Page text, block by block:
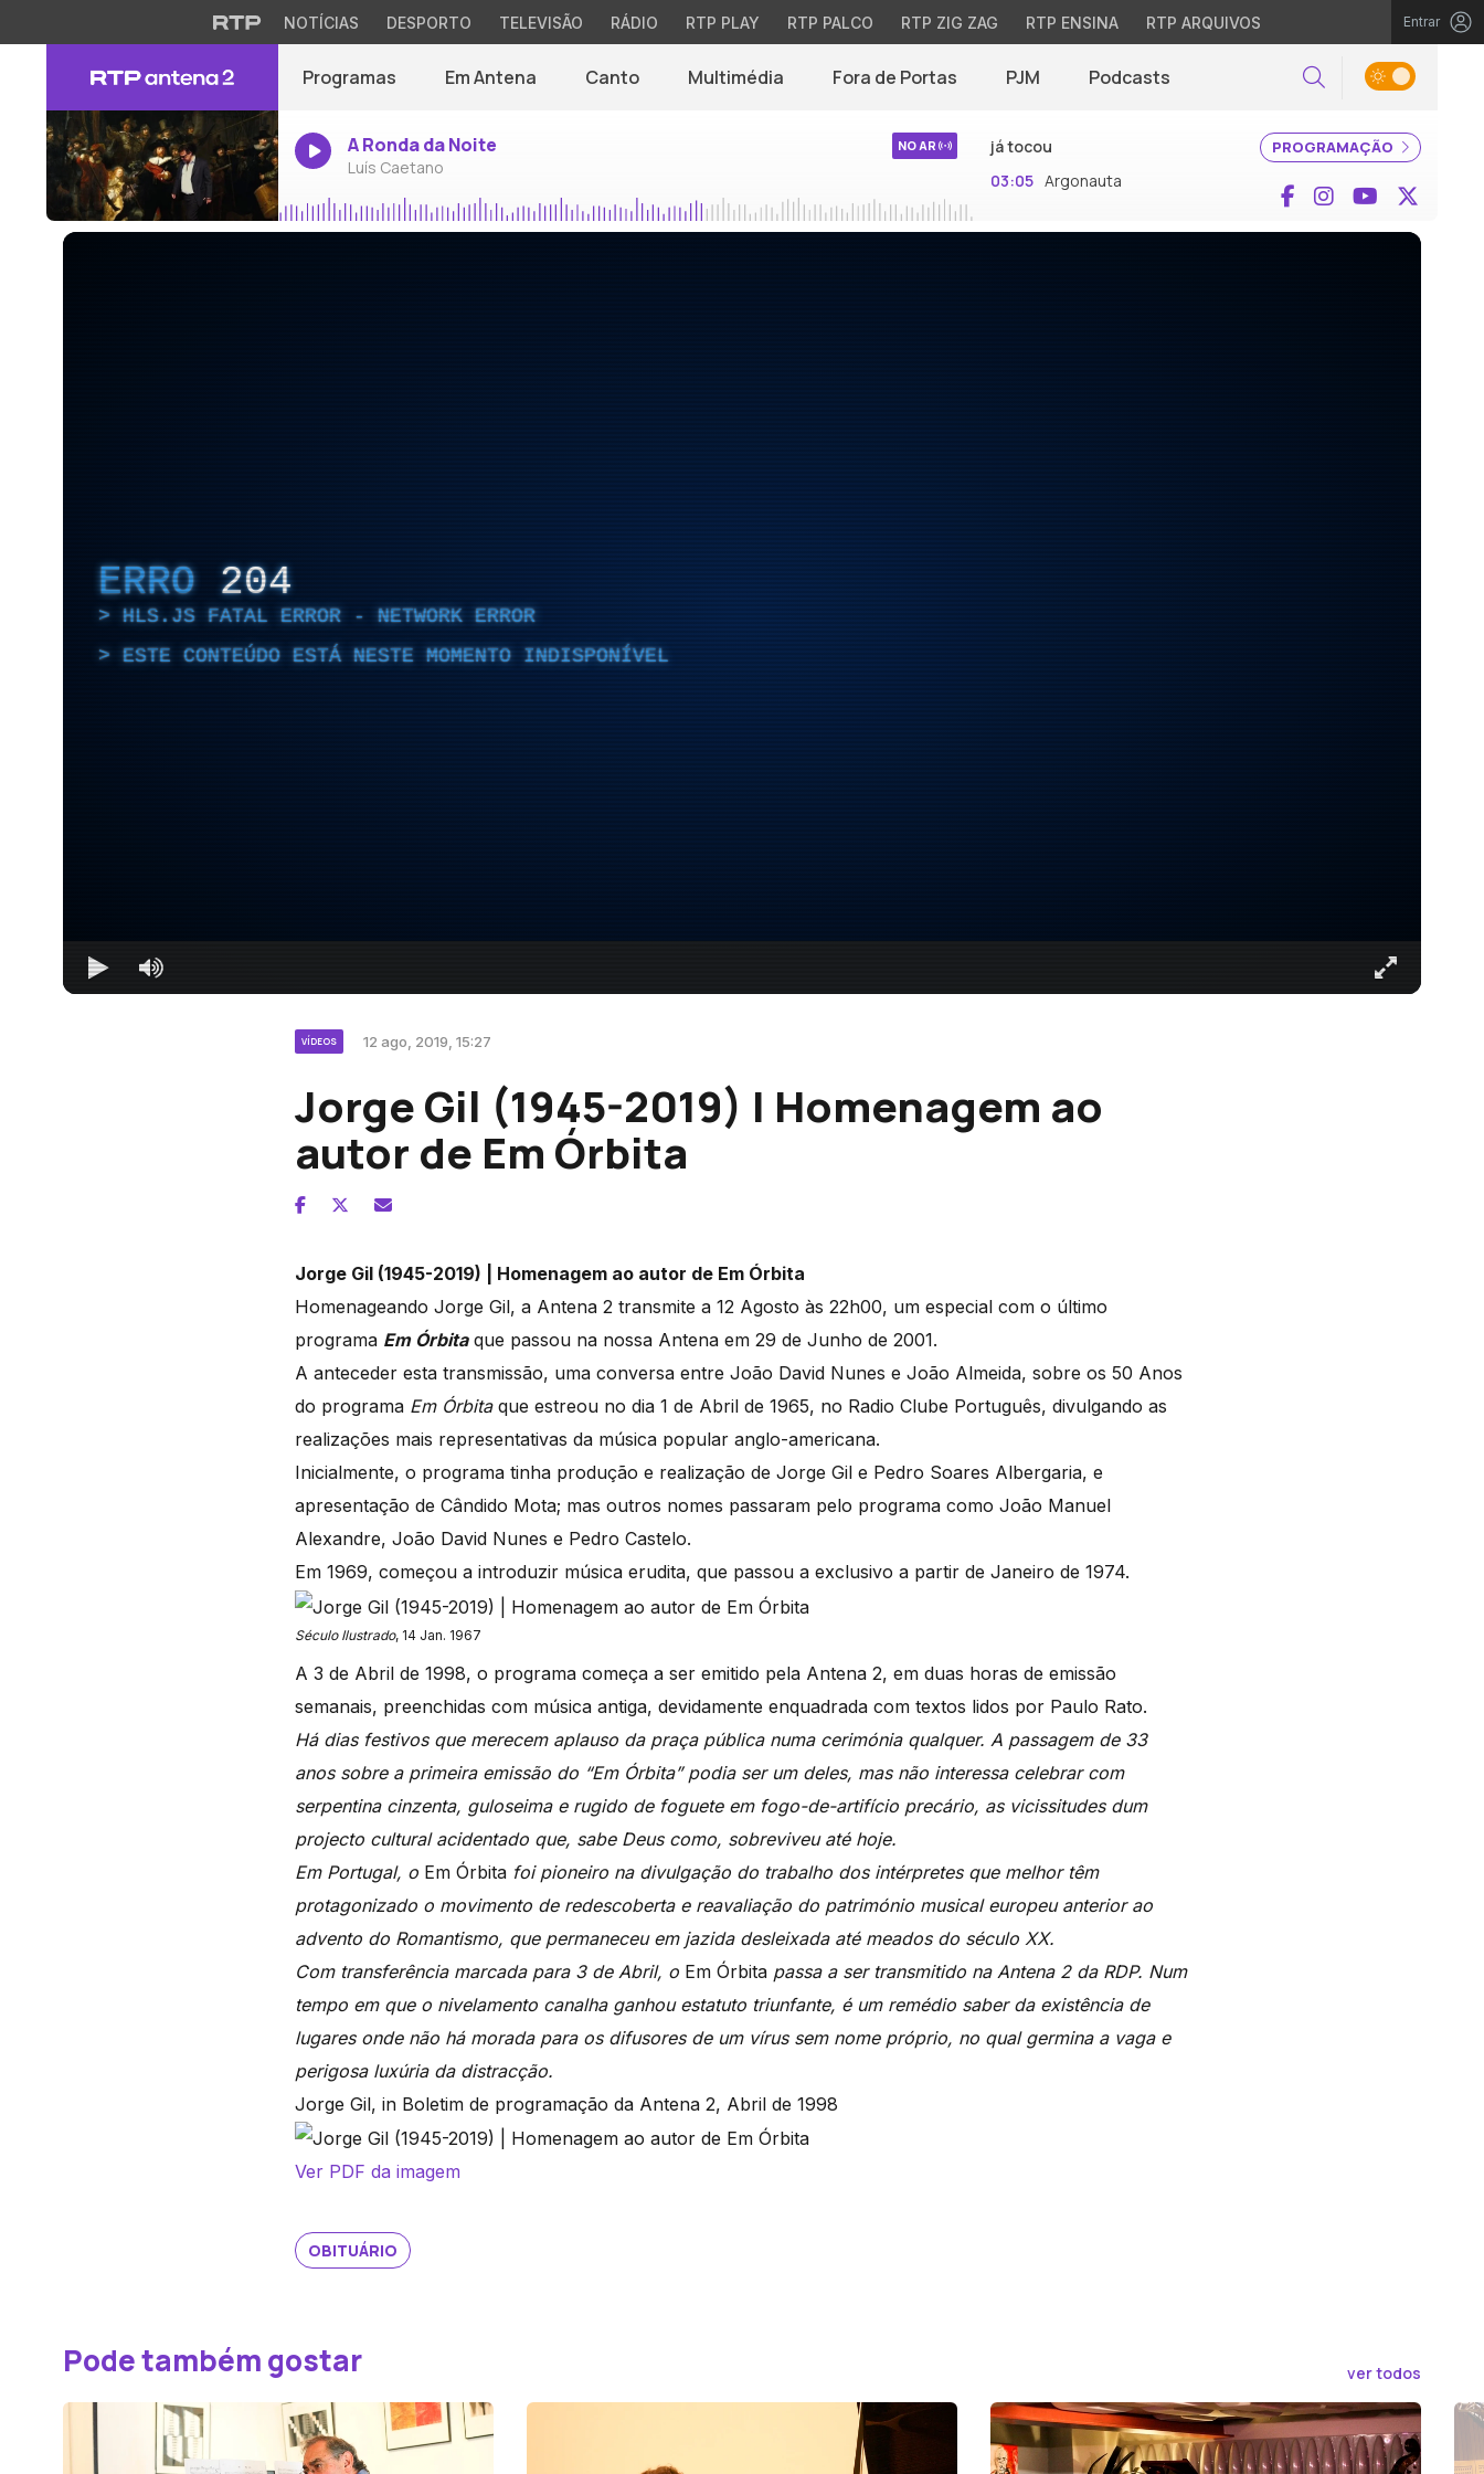
NOTÍCIAS DESPORTO TELEVISÃO RÁDIO RTP PLAY RTP PALCO RTP ZIG ZAG RTP ENSINA RTP ARQUIVOS Entrar
Programas Em Antena Canto Multimédia Fora de Portas PJM Podcasts Pesquisar
A Ronda da Noite
Luís Caetano
NO AR PROGRAMAÇÃO
já tocou
03:05 Argonauta Facebook
InstagramYouTube
ERRO 204
HLS.JS FATAL ERROR - NETWORK ERROR
ESTE CONTEÚDO ESTÁ NESTE MOMENTO INDISPONÍVEL
VÍDEOS 12 ago, 2019, 15:27
Jorge Gil (1945-2019) | Homenagem ao
autor de Em Órbita
Jorge Gil (1945-2019) | Homenagem ao autor de Em Órbita
Homenageando Jorge Gil, a Antena 2 transmite a 12 Agosto às 22h00, um especial com o último
programa Em Órbitaque passou na nossa Antena em 29 de Junho de 2001.
A anteceder esta transmissão, uma conversa entre João David Nunes e João Almeida, sobre os 50 Anos
do programa Em Órbitaque estreou no dia 1 de Abril de 1965, no Radio Clube Português, divulgando as
realizações mais representativas da música popular anglo-americana.
Inicialmente, o programa tinha produção e realização de Jorge Gil e Pedro Soares Albergaria, e
apresentação de Cândido Mota; mas outros nomes passaram pelo programa como João Manuel
Alexandre, João David Nunes e Pedro Castelo.
Em 1969, começou a introduzir música erudita, que passou a exclusivo a partir de Janeiro de 1974.
Século Ilustrado, 14 Jan. 1967
A 3 de Abril de 1998, o programa começa a ser emitido pela Antena 2, em duas horas de emissão
semanais, preenchidas com música antiga, devidamente enquadrada com textos lidos por Paulo Rato.
Há dias festivos que merecem aplauso da praça pública numa cerimónia qualquer. A passagem de 33
anos sobre a primeira emissão do “Em Órbita” podia ser um deles, mas não interessa celebrar com
serpentina cinzenta, guloseima e rugido de foguete em fogo-de-artifício precário, as vicissitudes dum
projecto cultural acidentado que, sabe Deus como, sobreviveu até hoje.
Em Portugal, o Em Órbita foi pioneiro na divulgação do trabalho dos intérpretes que melhor têm
protagonizado o movimento de redescoberta e reavaliação do património musical europeu anterior ao
advento do Romantismo, que permaneceu em jazida desleixada até meados do século XX.
Com transferência marcada para 3 de Abril, o Em Órbita passa a ser transmitido na Antena 2 da RDP. Num
tempo em que o nivelamento canalha ganhou estatuto triunfante, é um remédio saber da existência de
lugares onde não há morada para os difusores de um vírus sem nome próprio, no qual germina a vaga e
perigosa luxúria da distracção.
Jorge Gil, in Boletim de programação da Antena 2, Abril de 1998
Ver PDF da imagem
OBITUÁRIO
Pode também gostar ver todos